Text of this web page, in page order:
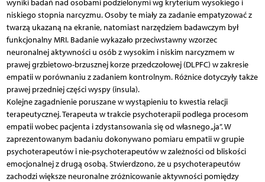
wyniki badań nad osobami podzielonymi wg kryterium wysokiego i
niskiego stopnia narcyzmu. Osoby te miały za zadanie empatyzować z
twarzą ukazaną na ekranie, natomiast narzędziem badawczym był
funkcjonalny MRI. Badanie wykazało przeciwstawny wzorzec
neuronalnej aktywności u osób z wysokim i niskim narcyzmem w
prawej grzbietowo-brzusznej korze przedczołowej (DLPFC) w zakresie
empatii w porównaniu z zadaniem kontrolnym. Różnice dotyczyły także
prawej przedniej części wyspy (insula).
Kolejne zagadnienie poruszane w wystąpieniu to kwestia relacji
terapeutycznej. Terapeuta w trakcie psychoterapii podlega procesom
empatii wobec pacjenta i zdystansowania się od własnego „ja”. W
zaprezentowanym badaniu dokonywano pomiaru empatii w grupie
psychoterapeutów i nie-psychoterapeutów w zależności od bliskości
emocjonalnej z drugą osobą. Stwierdzono, że u psychoterapeutów
zachodzi większe neuronalne zróżnicowanie aktywności pomiędzy